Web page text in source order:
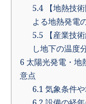
5.4【地熱技術
よる地熱発電
5.5 【産業技
し地下の温度
6 太陽光発電・地
意点
6.1 気象条件